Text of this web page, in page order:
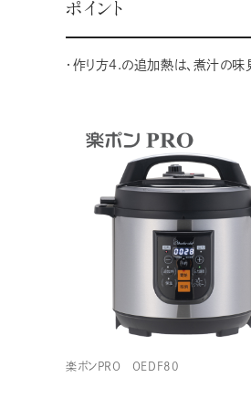
ポイント
・作り方4.の追加熱は、煮汁の味
楽ポンPRO OEDF80